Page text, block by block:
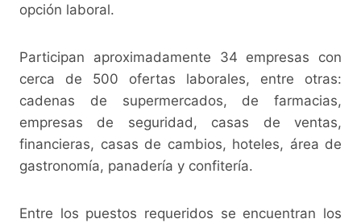
opción laboral.
Participan aproximadamente 34 empresas con
cerca de 500 ofertas laborales, entre otras:
cadenas de supermercados, de farmacias,
empresas de seguridad, casas de ventas,
financieras, casas de cambios, hoteles, área de
gastronomía, panadería y confitería.
Entre los puestos requeridos se encuentran los